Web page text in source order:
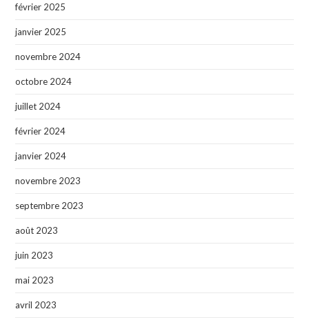
février 2025
janvier 2025
novembre 2024
octobre 2024
juillet 2024
février 2024
janvier 2024
novembre 2023
septembre 2023
août 2023
juin 2023
mai 2023
avril 2023